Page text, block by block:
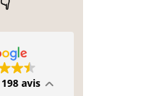
👇
198 avis